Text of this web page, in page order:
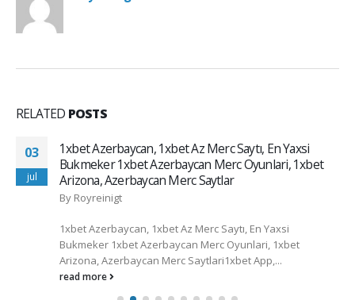
RELATED POSTS
03
jul
1xbet Azerbaycan, 1xbet Az Merc Saytı, En Yaxsi
Bukmeker 1xbet Azerbaycan Merc Oyunlari, 1xbet
Arizona, Azerbaycan Merc Saytlar
By Royreinigt
1xbet Azerbaycan, 1xbet Az Merc Saytı, En Yaxsi
Bukmeker 1xbet Azerbaycan Merc Oyunlari, 1xbet
Arizona, Azerbaycan Merc Saytlari1xbet App,...
read more